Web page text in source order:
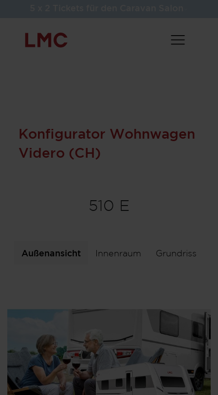
Konfigurator Wohnwagen
Videro (CH)
510 E
Außenansicht Innenraum Grundriss